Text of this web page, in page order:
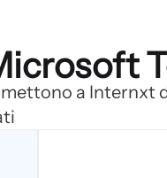
a Internxt